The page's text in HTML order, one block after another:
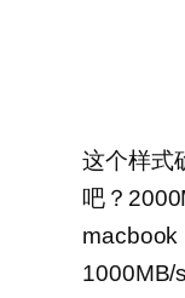
这个样式
吧？
macbook
1000MB/s